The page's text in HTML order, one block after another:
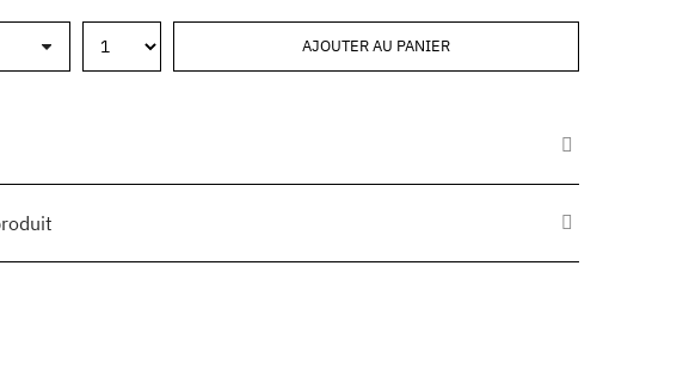
AJOUTER AU PANIER